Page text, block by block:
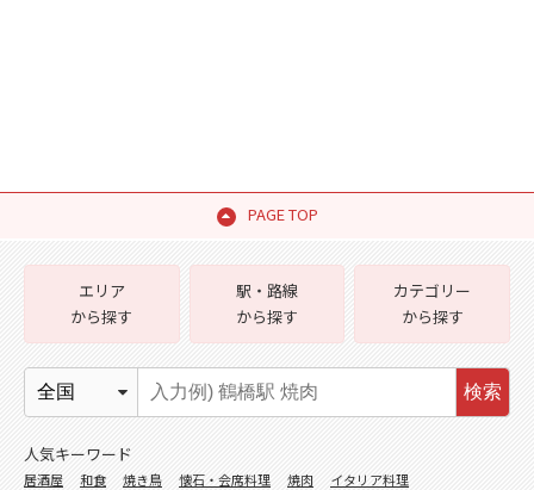
PAGE TOP
エリア
から探す
駅・路線
から探す
カテゴリー
から探す
検索
人気キーワード
居酒屋 和食 焼き鳥 懐石・会席料理 焼肉
イタリア料理